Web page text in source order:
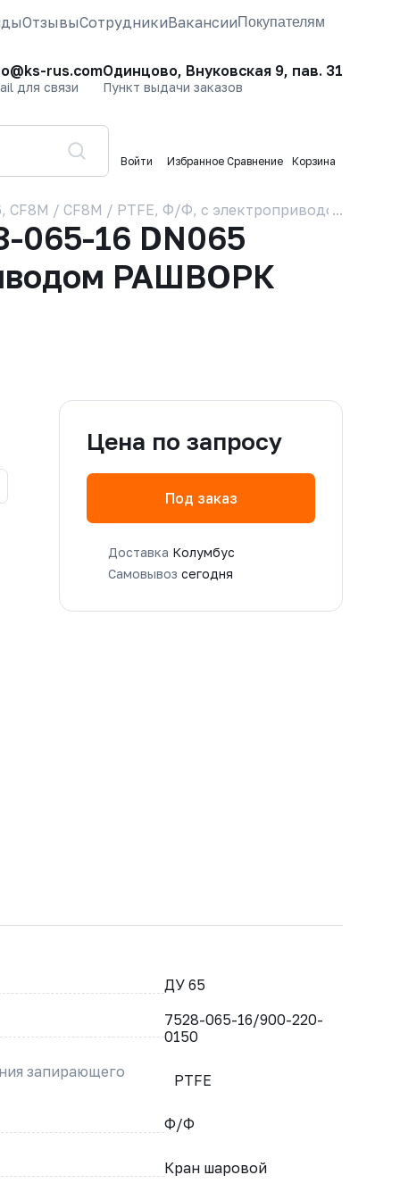
ОтзывыСотрудникиВакансииПокупателям
rus.com
для связи
Одинцово, Внуковская 9, пав. 31
Пункт выдачи заказов
Войти Избранное Сравнение Корзина
/ CF8M / PTFE, Ф/Ф, с электроприводом
065-16 DN065
РАШВОРК
Цена по запросу
Под заказ
Доставка Колумбус
Самовывоз сегодня
ДУ 65
7528-065-16/900-220-
0150
запирающего
PTFE
Ф/Ф
Кран шаровой